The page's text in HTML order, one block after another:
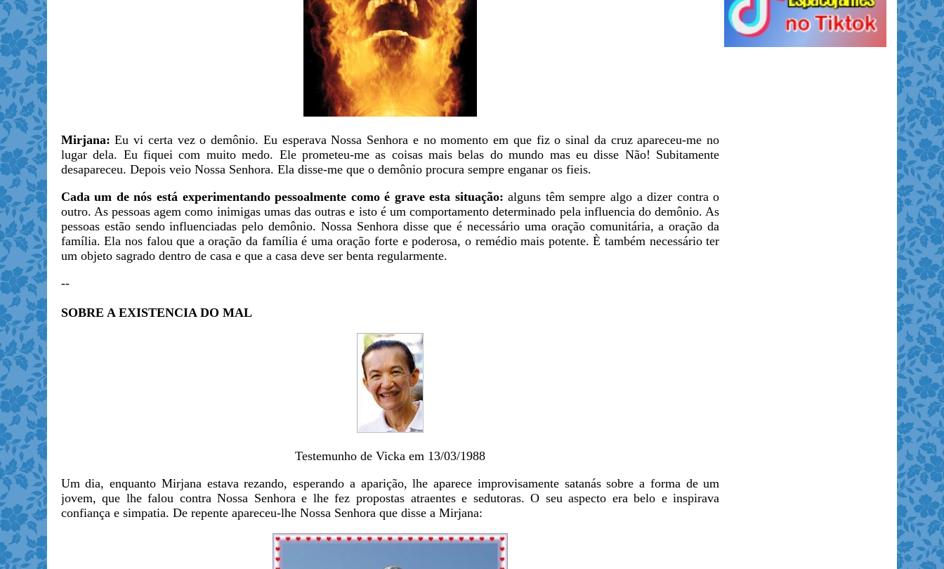
Mirjana: Eu vi certa vez o demônio. Eu esperava Nossa Senhora e no momento em que fiz o sinal da cruz apareceu-me no
lugar dela. Eu fiquei com muito medo. Ele prometeu-me as coisas mais belas do mundo mas eu disse Não! Subitamente
desapareceu. Depois veio Nossa Senhora. Ela disse-me que o demônio procura sempre enganar os fieis.
Cada um de nós está experimentando pessoalmente como é grave esta situação: alguns têm sempre algo a dizer contra o
outro. As pessoas agem como inimigas umas das outras e isto é um comportamento determinado pela influencia do demônio. As
pessoas estão sendo influenciadas pelo demônio. Nossa Senhora disse que é necessário uma oração comunitária, a oração da
família. Ela nos falou que a oração da família é uma oração forte e poderosa, o remédio mais potente. È também necessário ter
um objeto sagrado dentro de casa e que a casa deve ser benta regularmente.
--
SOBRE A EXISTENCIA DO MAL
Testemunho de Vicka em 13/03/1988
Um dia, enquanto Mirjana estava rezando, esperando a aparição, lhe aparece improvisamente satanás sobre a forma de um
jovem, que lhe falou contra Nossa Senhora e lhe fez propostas atraentes e sedutoras. O seu aspecto era belo e inspirava
confiança e simpatia. De repente apareceu-lhe Nossa Senhora que disse a Mirjana: